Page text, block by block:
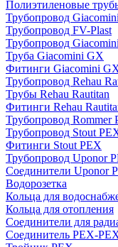
Полиэтиленовые
Трубопровод
Трубопровод FV-Plast
Трубопровод
Труба Giacomini GX
Фитинги Giacomini
Трубопровод Rehau
Трубы Rehau Rautitan
Фитинги Rehau
Трубопровод Rommer
Трубопровод Stout
Фитинги Stout PEX
Трубопровод Uponor
Соединители Uponor
Водорозетка
Кольца для
Кольца для отопления
Соединители для
Соединитель PEX-